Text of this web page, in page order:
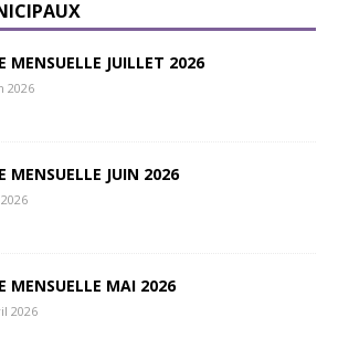
MENSUELLE JUILLET 2026
2026
MENSUELLE JUIN 2026
MENSUELLE MAI 2026
2026